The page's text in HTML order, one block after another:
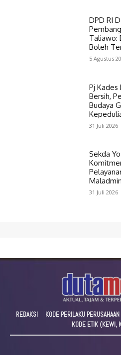
DPD RI
Taliawo:
Boleh
5 Agustus
Pj Kades
Bersih,
Budaya
31 Juli 2026
Sekda
31 Juli 2026
REDAKSI KODE PERILAKU
KODE ETIK (KEWI,